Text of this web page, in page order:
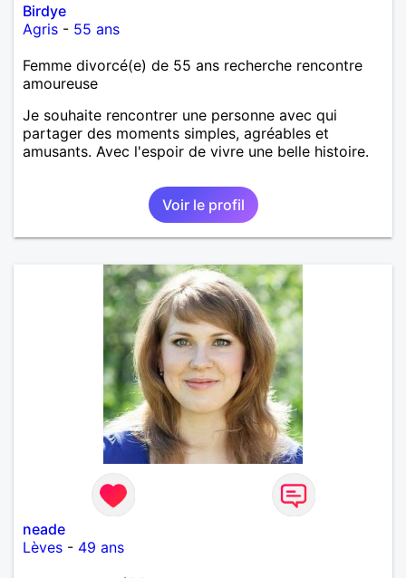
Birdye
Agris - 55 ans
Femme divorcé(e) de 55 ans recherche rencontre
amoureuse
Je souhaite rencontrer une personne avec qui
partager des moments simples, agréables et
amusants. Avec l'espoir de vivre une belle histoire.
Voir le profil
neade
Lèves - 49 ans